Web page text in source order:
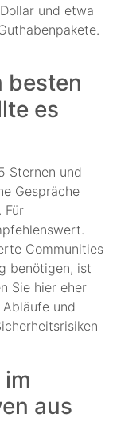
und etwa
besten
es
Sternen und
Gespräche
Für
Communities
benötigen, ist
Sie hier eher
und
aus